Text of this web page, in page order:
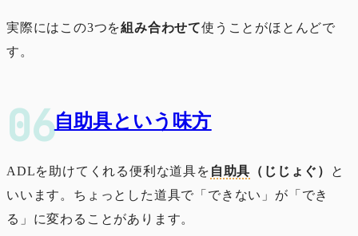
実際にはこの3つを組み合わせて使うことがほとんどで
す。
自助具という味方
ADLを助けてくれる便利な道具を 自助具 （じじょぐ）
と
いいます。ちょっとした道具で「できない」が「でき
る」に変わることがあります。